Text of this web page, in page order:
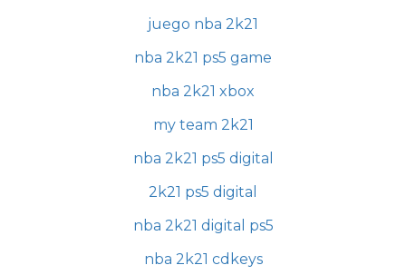
juego nba 2k21
nba 2k21 ps5 game
nba 2k21 xbox
my team 2k21
nba 2k21 ps5 digital
2k21 ps5 digital
nba 2k21 digital ps5
nba 2k21 cdkeys